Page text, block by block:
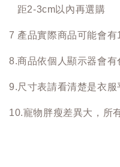
距2-3cm以內再選購
7 產品實際商品可能會
8.商品依個人顯示器會
9.尺寸表請看清楚是衣
10.寵物胖瘦差異大，所